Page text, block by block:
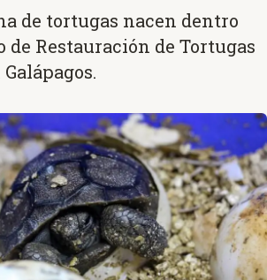
de tortugas nacen dentro
de Restauración de Tortugas